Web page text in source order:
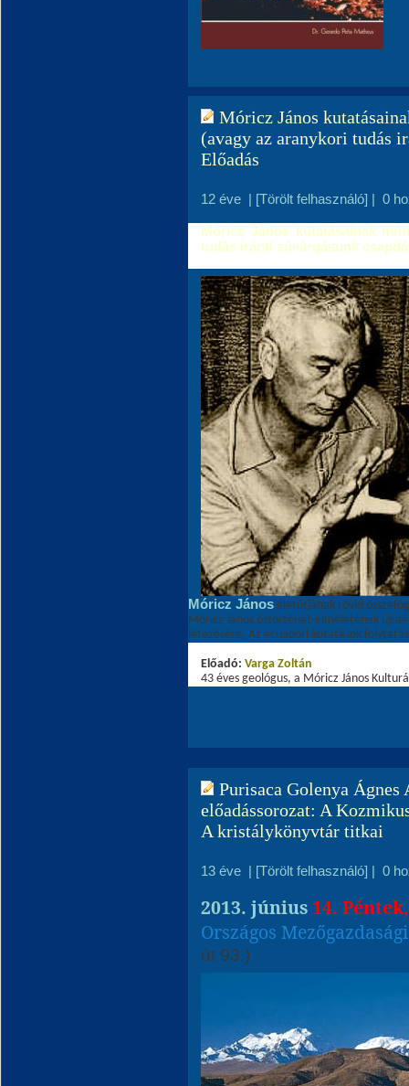
Móricz János
(avagy az aranykori tudás
Előadás
12 éve | [Törölt felhasználó] | 0
Móricz János kutatásainak
tudás iránti sóvárgásunk
Móricz János életútjának rövid
Móricz János őstörténet-elméletének
létezésére, Az ecuadori kutatások
Előadó: Varga Zoltán
43 éves geológus, a Móricz János
Purisaca Golenya
előadássorozat: A
A kristálykönyvtár titkai
13 éve | [Törölt felhasználó] | 0
2013. június 14.
Országos
út 93.)